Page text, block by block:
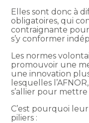
Elles sont donc à
obligatoires, qui
contraignante
s’y conformer
Les normes
promouvoir une
une innovation
lesquelles
s’allier pour
C’est pourquoi
piliers :